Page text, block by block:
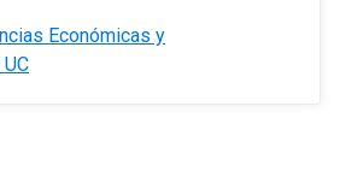
Económicas y